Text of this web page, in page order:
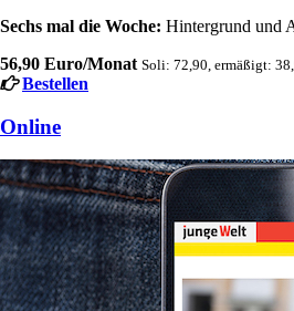
Sechs mal die Woche: Hintergrund und
56,90 Euro/Monat Soli: 72,90, ermäßigt:
Bestellen
Online